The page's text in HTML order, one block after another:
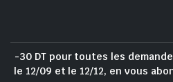
-30 DT pour toutes les
le 12/09 et le 12/12, en vous